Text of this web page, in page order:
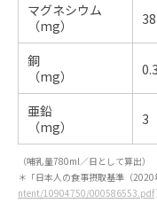
マグネシウム
（mg）
38
銅
（mg）
亜鉛
（mg）
3
（哺乳量780ml／日として算出）
＊「日本人の食事摂取基準（
ntent/10904750/000586553.pdf